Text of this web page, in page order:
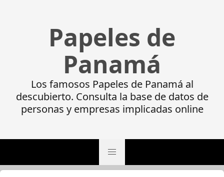
Papeles de
Panamá
Los famosos Papeles de Panamá al
descubierto. Consulta la base de datos de
personas y empresas implicadas online